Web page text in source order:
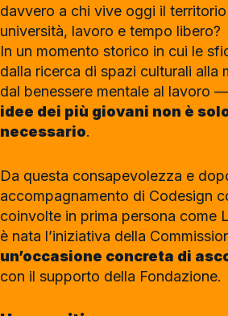
davvero a chi vive oggi il
università, lavoro e tempo libero?
In un momento storico in cui le
dalla ricerca di spazi culturali alla
dal benessere mentale al lavoro —
idee dei più giovani non è
necessario.
Da questa consapevolezza e
accompagnamento di Codesign
coinvolte in prima persona come
è nata l’iniziativa della
un’occasione concreta di
con il supporto della Fondazione.